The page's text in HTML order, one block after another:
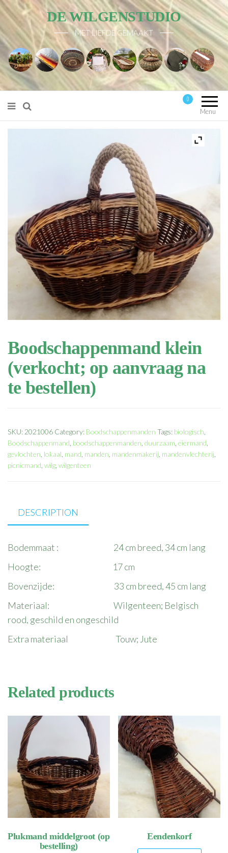
DE WILGENSTUDIO
MET LIEFDE GEMAAKT
Menu
0
Boodschappenmand klein
(verkocht; op aanvraag na
te bestellen)
SKU: 2021006 Category: Boodschappenmanden Tags: biologisch
Boodschappenmand boodschappenmanden duurzaam eiermand
gevlochten lokaal mand manden mandenmakerij mandenvlechterij
picnicmand wilg wilgenteen
DESCRIPTION
Bodemmaat : 24 cm breed, 34 cm lang
Hoogte: 17 cm
Bovenzijde: 33 cm breed, 45 cm lang
Materiaal: Wilgenteen; Belgisch
rood, geschild en ongeschild
Extra materiaal Touw; Jute
Related products
Plukmand middelgroot (op
bestelling)
Eendenkorf